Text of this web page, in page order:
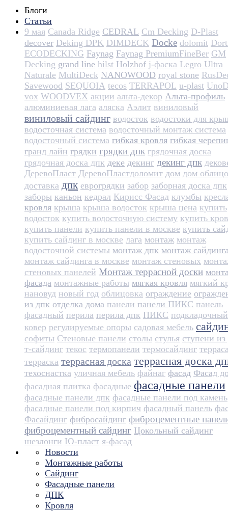
Блоги
Статьи
9 мая Canada Ridge CEDRAL Cm Decking D-Plast
decover Deking DPK DIMDECK Docke dolomit
ECODECKING Faynag Faynag Premium​​​​​​​​​​FineBer GM
Decking grand line hilst Holzhof j-фаска Legro Ultra
Naturale MultiDeck NANOWOOD royal stone
Savewood SEQUOIA tecos TERRAPOL u-plast
vox WOODVEX акции альта-декор Альта-профиль
алюминиевая лага аляска Аэлит виниловый
виниловый сайдинг водосток водостоки для
водосточная система водосточный монтаж система
водосточный система гибкая кровля гибкая
гранд лайн грядки грядки дпк грядочная доска
грядочная доска дпк деке декинг декинг дпк
ДеревоПласт ДеревоПласт​доломит дом дом
доставка дпк еврогрядки забор заборная доска дпк
заборы каньон кедрал Кирисс Фасад клумбы
кровля крыша крыша водосток крыша цена купить
водосток купить водосточную систему купить
купить панели купить панели в москве купить
купить сайдинг в москве лага монтаж монтаж
водосточной системы монтаж дпк монтаж
монтаж сайдинга в москве монтаж стеновых
стеновых панелей Монтаж террасной доски
фасада монтажные работы мягкая кровля мягкий
нановуд новый год облицовка ограждение
из дпк отделка дома панели панели ПИКС панель
фасадный перила перила дпк ПИКС подкладочный
ковер регулируемые опоры садовая мебель
софиты Стеновые панели столы стулья ступени
т-сайдинг текос термопанели термосайдинг
терраска террасная доска террасная доска
техоснастка уличная мебель файнаг фасад Фасад
фасадная плитка фасадные фасадные панели
фасадные панели дпк фасадные панели под камень
фасадные панели под кирпич фасадный панель
Фасайдинг фибросайдинг фиброцементные
фиброцементный сайдинг Цокольный сайдинг
шезлонги Ю-пласт я-фасад
Новости
Монтажные работы
Сайдинг
Фасадные панели
ДПК
Кровля